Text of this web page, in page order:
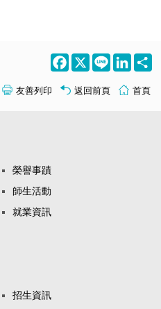
Facebook
X Line
友善列印 返回前頁 首頁
榮譽事蹟
師生活動
就業資訊
招生資訊